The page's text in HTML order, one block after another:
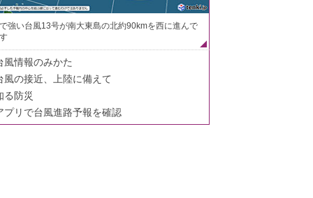
強い台風13号が南大東島の北約90kmを西に進んで
風情報のみかた
風の接近、上陸に備えて
る防災
プリで台風進路予報を確認